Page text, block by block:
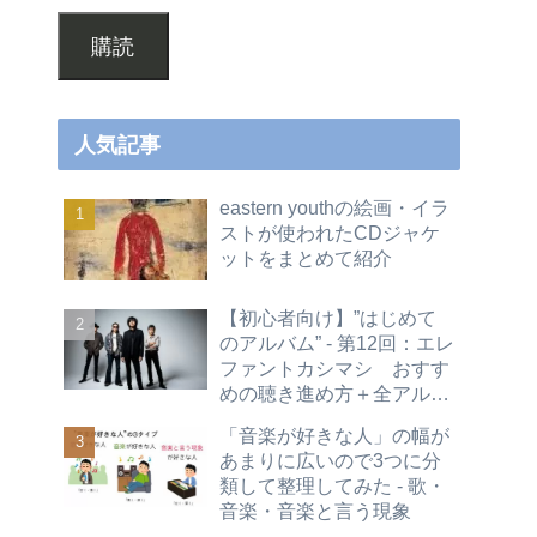
購読
人気記事
eastern youthの絵画・イラ
ストが使われたCDジャケ
ットをまとめて紹介
【初心者向け】”はじめて
のアルバム” - 第12回：エレ
ファントカシマシ おすす
めの聴き進め方＋全アルバ
「音楽が好きな人」の幅が
あまりに広いので3つに分
類して整理してみた - 歌・
音楽・音楽と言う現象